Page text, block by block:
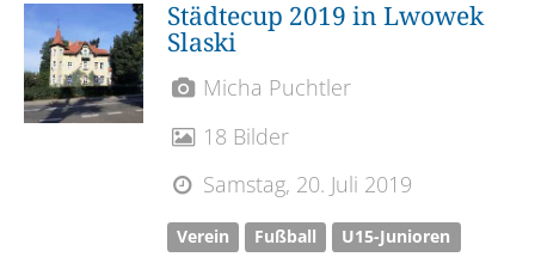
Städtecup 2019 in Lwowek
Slaski
Micha Puchtler
18 Bilder
Samstag, 20. Juli 2019
Verein Fußball U15-Junioren